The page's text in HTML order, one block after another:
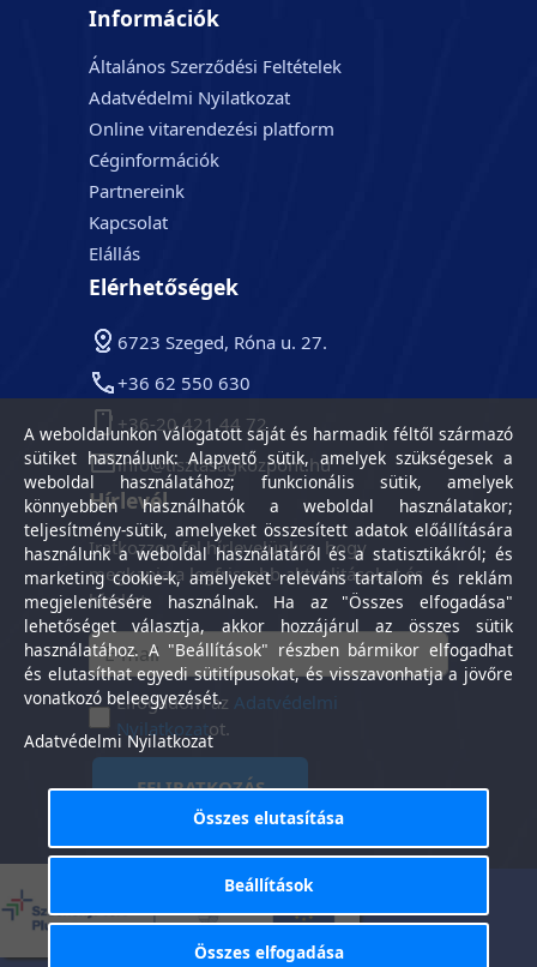
Információk
Általános Szerződési Feltételek
Adatvédelmi Nyilatkozat
Online vitarendezési platform
Céginformációk
Partnereink
Kapcsolat
Elállás
Elérhetőségek
6723 Szeged, Róna u. 27.
+36 62 550 630
+36-20 421 44 72
info@tisztasagkozpont.hu
Hírlevél
Iratkozzon fel hírlevelünkre, hogy
megkapja a legfrissebb aktualitásokat és
híreket.
Elfogadom azAdatvédelmi
Nyilatkozatot.
FELIRATKOZÁS
Tisztaság Központ Kft. © 2025. Minden jog
Általános Szerződési
Feltételek
-
tájékoztató
A weboldalunkon válogatott saját és harmadik féltől származó
sütiket használunk: Alapvető sütik, amelyek szükségesek a
weboldal használatához; funkcionális sütik, amelyek
könnyebben használhatók a weboldal használatakor;
teljesítmény-sütik, amelyeket összesített adatok előállítására
használunk a weboldal használatáról és a statisztikákról; és
marketing cookie-k, amelyeket releváns tartalom és reklám
megjelenítésére használnak. Ha az "Összes elfogadása"
lehetőséget választja, akkor hozzájárul az összes sütik
használatához. A "Beállítások" részben bármikor elfogadhat
és elutasíthat egyedi sütitípusokat, és visszavonhatja a jövőre
vonatkozó beleegyezését.
Adatvédelmi Nyilatkozat
Összes elutasítása
Beállítások
Összes elfogadása